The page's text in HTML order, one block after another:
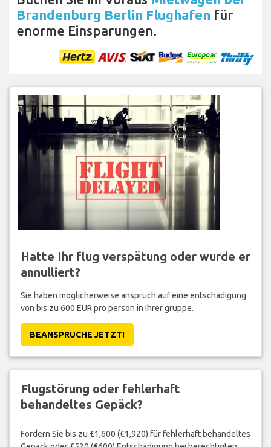
Brandenburg Berlin Flughafen für
enorme Einsparungen.
Hatte Ihr flug verspätung oder wurde er
annulliert?
Sie haben möglicherweise anspruch auf eine entschädigung
von bis zu 600 EUR pro person in Ihrer gruppe.
BEANSPRUCHE JETZT!
Flugstörung oder fehlerhaft
behandeltes Gepäck?
Fordern Sie bis zu £1,600 (€1,920) für fehlerhaft behandeltes